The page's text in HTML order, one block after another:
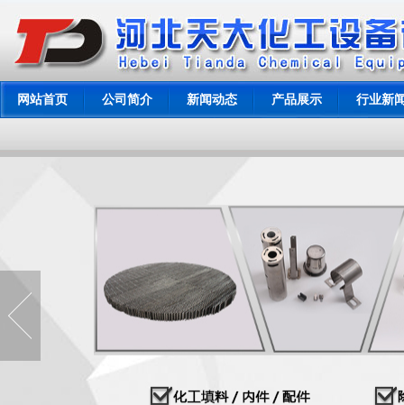
网站首页 公司简介 新闻动态 产品展示 行业新